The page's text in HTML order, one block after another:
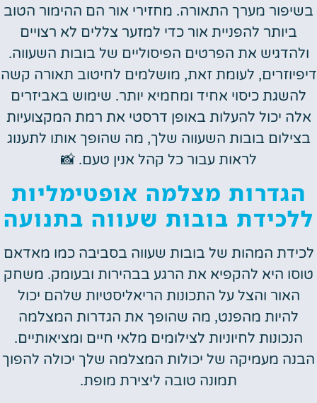
בשיפור מערך התאורה. מחזירי אור הם ההימור הטוב
ביותר להפניית אור כדי למזער צללים לא רצויים
ולהדגיש את הפרטים הפיסוליים של בובות השעווה.
דיפיוזרים, לעומת זאת, מושלמים לחיטוב תאורה קשה
להשגת כיסוי אחיד ומחמיא יותר. שימוש באביזרים
אלה יכול להעלות באופן דרסטי את רמת המקצועיות
בצילום בובות השעווה שלך, מה שהופך אותו לתענוג
לראות עבור כל קהל אנין טעם. 📸
הגדרות מצלמה אופטימליות
ללכידת בובות שעווה בתנועה
לכידת המהות של בובות שעווה בסביבה כמו מאדאם
טוסו היא להקפיא את הרגע בבהירות ובעומק. משחק
האור והצל על התכונות הריאליסטיות שלהם יכול
להיות מהפנט, מה שהופך את הגדרות המצלמה
הנכונות לחיוניות לצילומים מלאי חיים ומציאותיים.
הבנה מעמיקה של יכולות המצלמה שלך יכולה להפוך
תמונה טובה ליצירת מופת.